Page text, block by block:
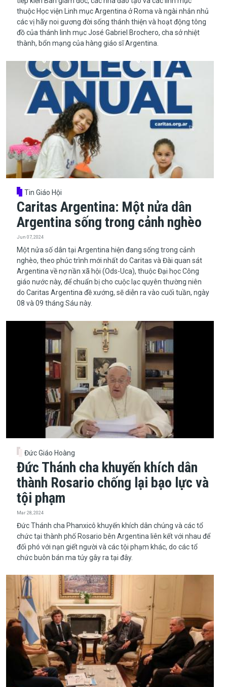
thuộc Học viện Linh mục Argentina ở Roma và ngài nhắn nhủ
các vị hãy noi gương đời sống thánh thiện và hoạt động tông
đồ của thánh linh mục José Gabriel Brochero, cha sở nhiệt
thành, bổn mạng của hàng giáo sĩ Argentina.
Tin Giáo Hội
Caritas Argentina: Một nửa dân
Argentina sống trong cảnh nghèo
Jun 07, 2024
​​​​​​​Một nửa số dân tại Argentina hiện đang sống trong cảnh
nghèo, theo phúc trình mới nhất do Caritas và Đài quan sát
Argentina về nợ nần xã hội (Ods-Uca), thuộc Đại học Công
giáo nước này, để chuẩn bị cho cuộc lạc quyên thường niên
do Caritas Argentina đề xướng, sẽ diễn ra vào cuối tuần, ngày
08 và 09 tháng Sáu này.
Đức Giáo Hoàng
Đức Thánh cha khuyến khích dân
thành Rosario chống lại bạo lực và
tội phạm
Mar 28, 2024
​​​​​​​Đức Thánh cha Phanxicô khuyến khích dân chúng và các tổ
chức tại thành phố Rosario bên Argentina liên kết với nhau để
đối phó với nạn giết người và các tội phạm khác, do các tổ
chức buôn bán ma túy gây ra tại đây.